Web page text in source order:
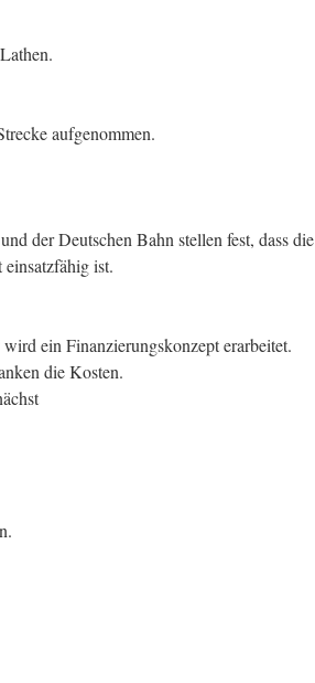
aufgenommen.
der Deutschen Bahn stellen fest, dass die
ist.
ein Finanzierungskonzept erarbeitet.
die Kosten.